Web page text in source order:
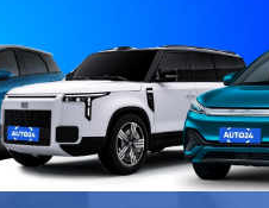
ligne, vous connaissez son